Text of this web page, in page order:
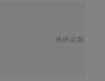
の掲載内容をご確認のう
最終更新